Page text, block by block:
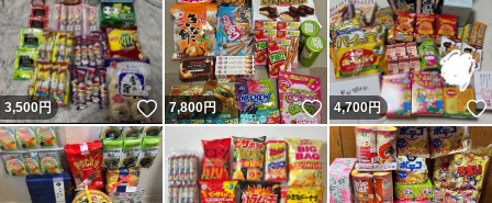
3,500円 いいね！
7,800円 いいね！
4,700円